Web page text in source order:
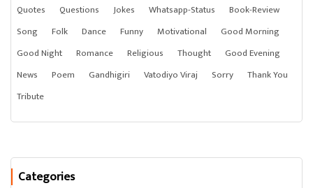
Quotes
Questions Jokes Whatsapp-Status
Book-Review
Song
Folk Dance Funny Motivational
Good Morning
Good Night
Romance Religious Thought
Good Evening
News
Poem Gandhigiri Vatodiyo Viraj Sorry
Thank You
Tribute
Categories